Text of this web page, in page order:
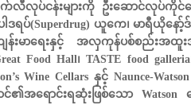
လီလုပ်ငန်းများကို ဦးဆောင်လုပ်ကိုင်
ဒရပ်(Superdrug) ယူကေ၊ မာရီယိုနေ
မာရေးနှင့် အလှကုန်ပစ်စည်းအထူးအရ
Food Hall၊ TASTE food
Wine Cellars နှင့် Naunce-
အရောင်းရဆုံးဖြစ်သော